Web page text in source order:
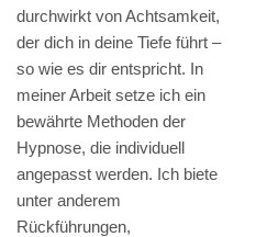
durchwirkt von Achtsamkeit,
der dich in deine Tiefe führt –
so wie es dir entspricht. In
meiner Arbeit setze ich ein
bewährte Methoden der
Hypnose, die individuell
angepasst werden. Ich biete
unter anderem
Rückführungen,